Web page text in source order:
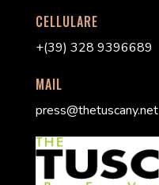
CELLULARE
+(39) 328 9396689
MAIL
press@thetuscany.net